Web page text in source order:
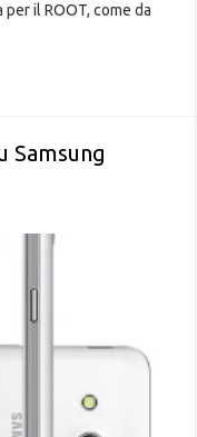
il ROOT, come da
Samsung